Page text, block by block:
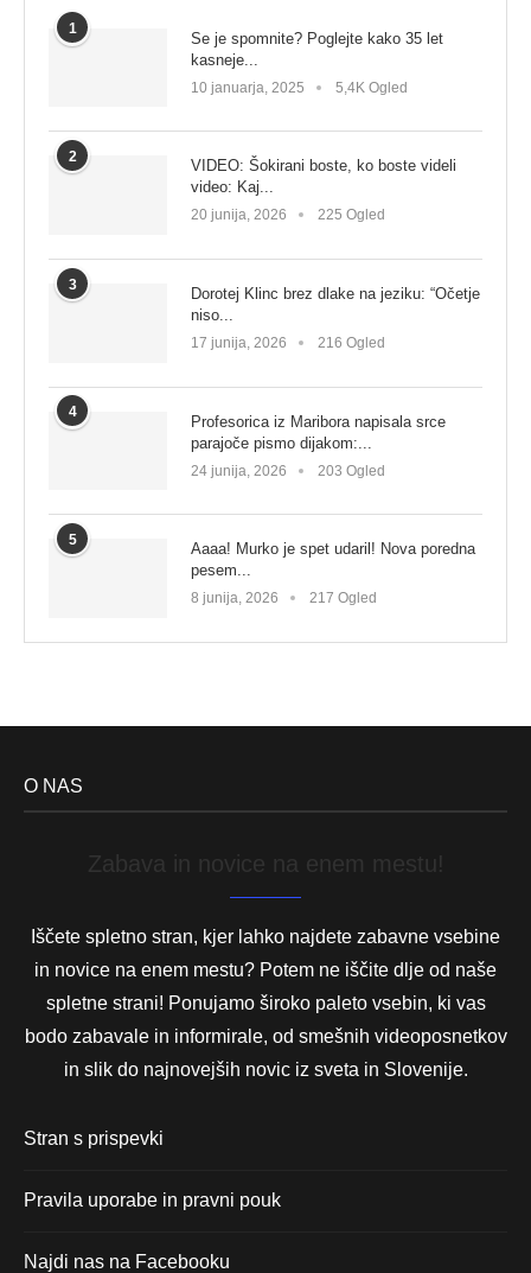
1
Se je spomnite? Poglejte kako 35 let
kasneje...
10 januarja, 2025 5,4K Ogled
2
VIDEO: Šokirani boste, ko boste videli
video: Kaj...
20 junija, 2026 225 Ogled
3
Dorotej Klinc brez dlake na jeziku: “Očetje
niso...
17 junija, 2026 216 Ogled
4
Profesorica iz Maribora napisala srce
parajoče pismo dijakom:...
24 junija, 2026 203 Ogled
5
Aaaa! Murko je spet udaril! Nova poredna
pesem...
8 junija, 2026 217 Ogled
O NAS
Zabava in novice na enem mestu!
Iščete spletno stran, kjer lahko najdete zabavne vsebine
in novice na enem mestu? Potem ne iščite dlje od naše
spletne strani! Ponujamo široko paleto vsebin, ki vas
bodo zabavale in informirale, od smešnih videoposnetkov
in slik do najnovejših novic iz sveta in Slovenije.
Stran s prispevki
Pravila uporabe in pravni pouk
Najdi nas na Facebooku